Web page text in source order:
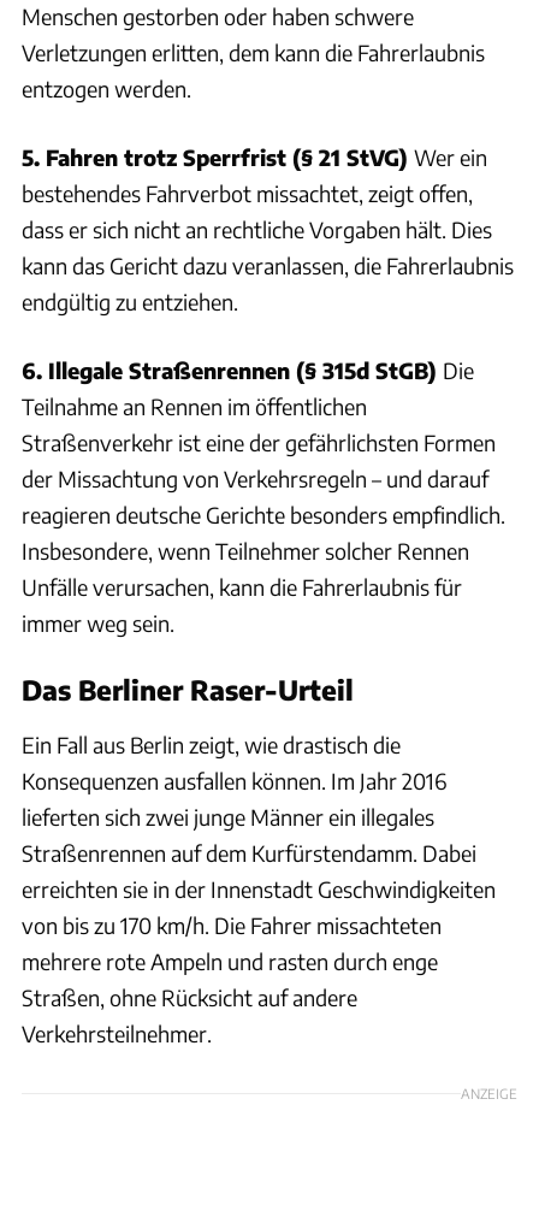
Menschen gestorben oder haben schwere
Verletzungen erlitten, dem kann die Fahrerlaubnis
entzogen werden.
5. Fahren trotz Sperrfrist (§ 21 StVG) Wer ein
bestehendes Fahrverbot missachtet, zeigt offen,
dass er sich nicht an rechtliche Vorgaben hält. Dies
kann das Gericht dazu veranlassen, die Fahrerlaubnis
endgültig zu entziehen.
6. Illegale Straßenrennen (§ 315d StGB) Die
Teilnahme an Rennen im öffentlichen
Straßenverkehr ist eine der gefährlichsten Formen
der Missachtung von Verkehrsregeln – und darauf
reagieren deutsche Gerichte besonders empfindlich.
Insbesondere, wenn Teilnehmer solcher Rennen
Unfälle verursachen, kann die Fahrerlaubnis für
immer weg sein.
Das Berliner Raser-Urteil
Ein Fall aus Berlin zeigt, wie drastisch die
Konsequenzen ausfallen können. Im Jahr 2016
lieferten sich zwei junge Männer ein illegales
Straßenrennen auf dem Kurfürstendamm. Dabei
erreichten sie in der Innenstadt Geschwindigkeiten
von bis zu 170 km/h. Die Fahrer missachteten
mehrere rote Ampeln und rasten durch enge
Straßen, ohne Rücksicht auf andere
Verkehrsteilnehmer.
ANZEIGE